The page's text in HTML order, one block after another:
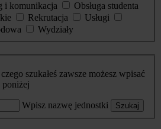
i komunikacja
Obsługa studenta
Rekrutacja
Usługi
Wydziały
szukałeś zawsze możesz wpisać
poniżej
Wpisz nazwę jednostki Szukaj